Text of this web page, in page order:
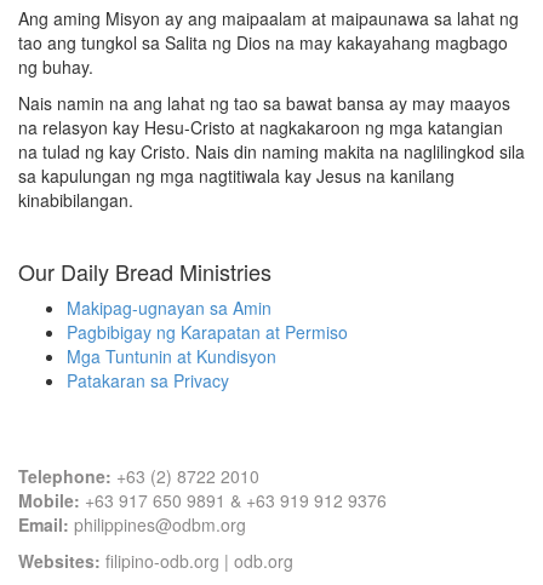
Ang aming Misyon ay ang maipaalam at maipaunawa sa lahat ng
tao ang tungkol sa Salita ng Dios na may kakayahang magbago
ng buhay.
Nais namin na ang lahat ng tao sa bawat bansa ay may maayos
na relasyon kay Hesu-Cristo at nagkakaroon ng mga katangian
na tulad ng kay Cristo. Nais din naming makita na naglilingkod sila
sa kapulungan ng mga nagtitiwala kay Jesus na kanilang
kinabibilangan.
Our Daily Bread Ministries
Makipag-ugnayan sa Amin
Pagbibigay ng Karapatan at Permiso
Mga Tuntunin at Kundisyon
Patakaran sa Privacy
Telephone: +63 (2) 8722 2010
Mobile: +63 917 650 9891 & +63 919 912 9376
Email: philippines@odbm.org
Websites: filipino-odb.org | odb.org